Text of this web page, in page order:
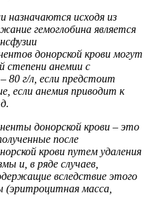
назначаются исходя из
гемоглобина является
донорской крови могут
степени анемии с
80 г/л, если предстоит
если анемия приводит к
донорской крови – это
после
крови путем удаления
и, в ряде случаев,
вследствие этого
масса,